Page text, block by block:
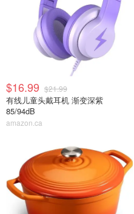
$16.99 $21.99
有线儿童头戴耳机 渐变深紫
85/94dB
amazon.ca